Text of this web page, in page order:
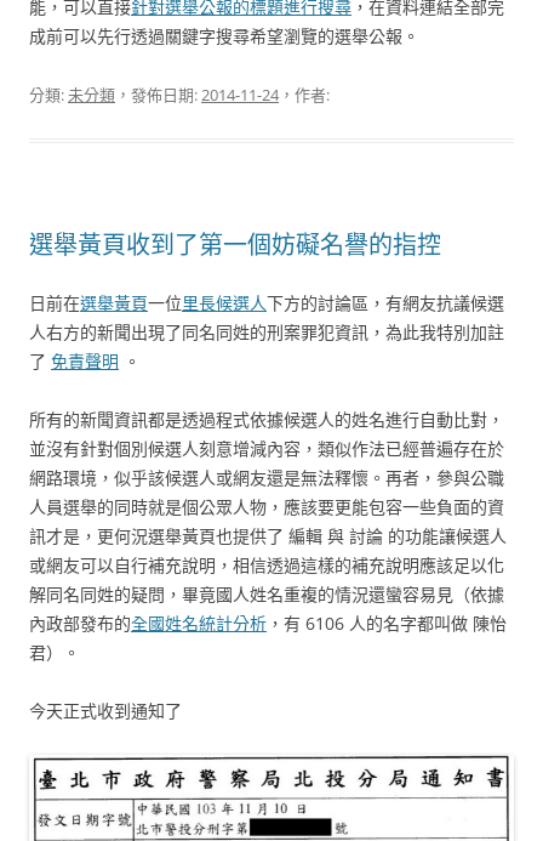
能，可以直接針對選舉公報的標題進行搜尋 ，在資料連結全部完
成前可以先行透過關鍵字搜尋希望瀏覽的選舉公報。
分類:未分類 ，發佈日期:2014-11-24，作者:
選舉黃頁收到了第一個妨礙名譽的指控
日前在選舉黃頁一位里長候選人下方的討論區，有網友抗議候選
人右方的新聞出現了同名同姓的刑案罪犯資訊，為此我特別加註
了 免責聲明 。
所有的新聞資訊都是透過程式依據候選人的姓名進行自動比對，
並沒有針對個別候選人刻意增減內容，類似作法已經普遍存在於
網路環境，似乎該候選人或網友還是無法釋懷。再者，參與公職
人員選舉的同時就是個公眾人物，應該要更能包容一些負面的資
訊才是，更何況選舉黃頁也提供了 編輯 與 討論 的功能讓候選人
或網友可以自行補充說明，相信透過這樣的補充說明應該足以化
解同名同姓的疑問，畢竟國人姓名重複的情況還蠻容易見（依據
內政部發布的全國姓名統計分析 ，有 6106 人的名字都叫做 陳怡
君）。
今天正式收到通知了